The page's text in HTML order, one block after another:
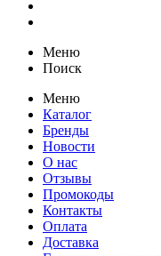
Меню
Поиск
Меню
Каталог
Бренды
Новости
О нас
Отзывы
Промокоды
Контакты
Оплата
Доставка